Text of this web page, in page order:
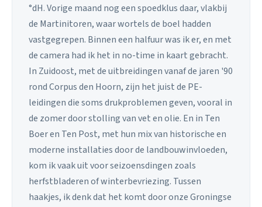
°dH. Vorige maand nog een spoedklus daar, vlakbij
de Martinitoren, waar wortels de boel hadden
vastgegrepen. Binnen een halfuur was ik er, en met
de camera had ik het in no-time in kaart gebracht.
In Zuidoost, met de uitbreidingen vanaf de jaren '90
rond Corpus den Hoorn, zijn het juist de PE-
leidingen die soms drukproblemen geven, vooral in
de zomer door stolling van vet en olie. En in Ten
Boer en Ten Post, met hun mix van historische en
moderne installaties door de landbouwinvloeden,
kom ik vaak uit voor seizoensdingen zoals
herfstbladeren of winterbevriezing. Tussen
haakjes, ik denk dat het komt door onze Groningse